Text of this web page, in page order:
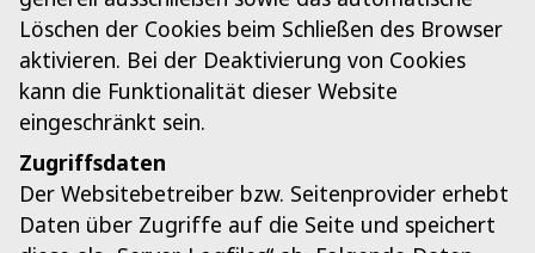
Löschen der Cookies beim Schließen des Browser
aktivieren. Bei der Deaktivierung von Cookies
kann die Funktionalität dieser Website
eingeschränkt sein.
Zugriffsdaten
Der Websitebetreiber bzw. Seitenprovider erhebt
Daten über Zugriffe auf die Seite und speichert